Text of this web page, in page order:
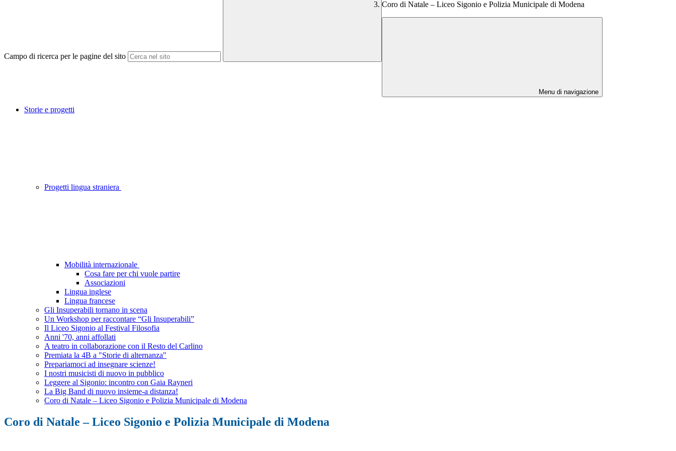
Campo di ricerca per le pagine del sito
Coro di Natale – Liceo Sigonio e Polizia Municipale di Modena
Menu di navigazione
Storie e progetti
Progetti lingua straniera
Mobilità internazionale
Cosa fare per chi vuole partire
Associazioni
Lingua inglese
Lingua francese
Gli Insuperabili tornano in scena
Un Workshop per raccontare “Gli Insuperabili”
Il Liceo Sigonio al Festival Filosofia
Anni '70, anni affollati
A teatro in collaborazione con il Resto del Carlino
Premiata la 4B a "Storie di alternanza"
Prepariamoci ad insegnare scienze!
I nostri musicisti di nuovo in pubblico
Leggere al Sigonio: incontro con Gaia Rayneri
La Big Band di nuovo insieme-a distanza!
Coro di Natale – Liceo Sigonio e Polizia Municipale di Modena
Coro di Natale – Liceo Sigonio e Polizia Municipale di Modena